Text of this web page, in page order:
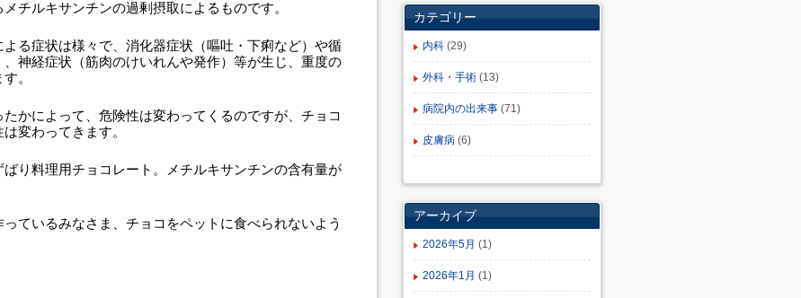
チルキサンチンの過剰摂取によるものです。
よる症状は様々で、消化器症状（嘔吐・下痢など）や循
神経症状（筋肉のけいれんや発作）等が生じ、重度の
。
かによって、危険性は変わってくるのですが、チョコ
変わってきます。
り料理用チョコレート。メチルキサンチンの含有量が
ているみなさま、チョコをペットに食べられないよう
カテゴリー
内科 (29)
外科・手術 (13)
病院内の出来事 (71)
皮膚病 (6)
アーカイブ
2026年5月 (1)
2026年1月 (1)